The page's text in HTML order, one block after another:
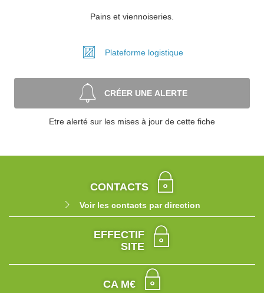
Pains et viennoiseries.
Plateforme logistique
CRÉER UNE ALERTE
Etre alerté sur les mises à jour de cette fiche
CONTACTS
Voir les contacts par direction
EFFECTIF
SITE
CA M€